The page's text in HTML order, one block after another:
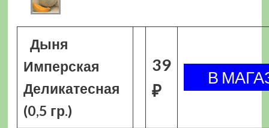
Дыня
Имперская
Деликатесная
(0,5 гр.)
39
₽